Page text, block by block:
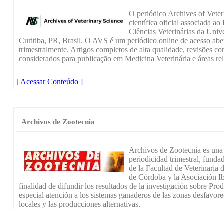
O periódico Archives of
científica oficial associada ao
Ciências Veterinárias da
Curitiba, PR, Brasil. O AVS é um periódico online de acesso
trimestralmente. Artigos completos de alta qualidade, revisões
considerados para publicação em Medicina Veterinária e áreas
[ Acessar Conteúdo ]
Archivos de Zootecnia
Archivos de Zootecnia es
periodicidad trimestral,
de la Facultad de Veterinaria
de Córdoba y la Asociación
finalidad de difundir los resultados de la investigación sobre
especial atención a los sistemas ganaderos de las zonas
locales y las producciones alternativas.